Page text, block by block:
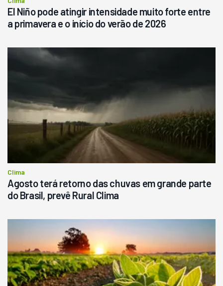
El Niño pode atingir intensidade muito forte entre
a primavera e o início do verão de 2026
Clima
Agosto terá retorno das chuvas em grande parte
do Brasil, prevê Rural Clima